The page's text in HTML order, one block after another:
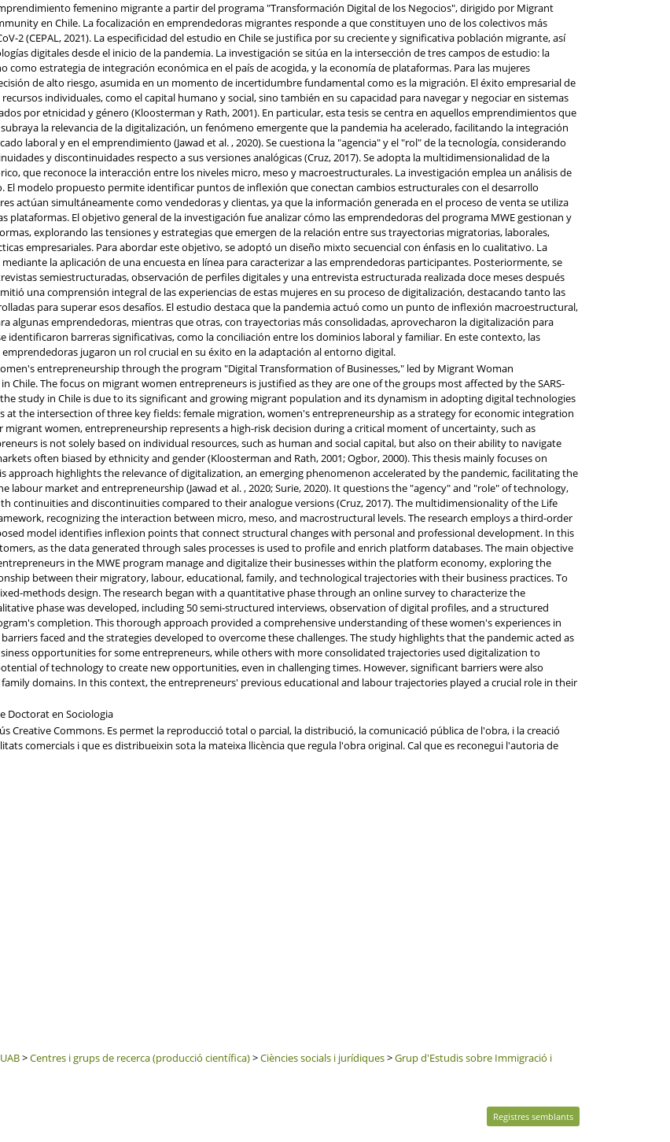
femenino migrante a partir del programa "Transformación Digital de los Negocios", dirigido por Migrant
en Chile. La focalización en emprendedoras migrantes responde a que constituyen uno de los colectivos más
2 (CEPAL, 2021). La especificidad del estudio en Chile se justifica por su creciente y significativa población migrante, así
digitales desde el inicio de la pandemia. La investigación se sitúa en la intersección de tres campos de estudio: la
estrategia de integración económica en el país de acogida, y la economía de plataformas. Para las mujeres
de alto riesgo, asumida en un momento de incertidumbre fundamental como es la migración. El éxito empresarial de
individuales, como el capital humano y social, sino también en su capacidad para navegar y negociar en sistemas
por etnicidad y género (Kloosterman y Rath, 2001). En particular, esta tesis se centra en aquellos emprendimientos que
la relevancia de la digitalización, un fenómeno emergente que la pandemia ha acelerado, facilitando la integración
laboral y en el emprendimiento (Jawad et al. , 2020). Se cuestiona la "agencia" y el "rol" de la tecnología, considerando
y discontinuidades respecto a sus versiones analógicas (Cruz, 2017). Se adopta la multidimensionalidad de la
que reconoce la interacción entre los niveles micro, meso y macroestructurales. La investigación emplea un análisis de
modelo propuesto permite identificar puntos de inflexión que conectan cambios estructurales con el desarrollo
actúan simultáneamente como vendedoras y clientas, ya que la información generada en el proceso de venta se utiliza
plataformas. El objetivo general de la investigación fue analizar cómo las emprendedoras del programa MWE gestionan y
explorando las tensiones y estrategias que emergen de la relación entre sus trayectorias migratorias, laborales,
empresariales. Para abordar este objetivo, se adoptó un diseño mixto secuencial con énfasis en lo cualitativo. La
la aplicación de una encuesta en línea para caracterizar a las emprendedoras participantes. Posteriormente, se
semiestructuradas, observación de perfiles digitales y una entrevista estructurada realizada doce meses después
una comprensión integral de las experiencias de estas mujeres en su proceso de digitalización, destacando tanto las
para superar esos desafíos. El estudio destaca que la pandemia actuó como un punto de inflexión macroestructural,
algunas emprendedoras, mientras que otras, con trayectorias más consolidadas, aprovecharon la digitalización para
barreras significativas, como la conciliación entre los dominios laboral y familiar. En este contexto, las
jugaron un rol crucial en su éxito en la adaptación al entorno digital.
entrepreneurship through the program "Digital Transformation of Businesses," led by Migrant Woman
Chile. The focus on migrant women entrepreneurs is justified as they are one of the groups most affected by the SARS-
the study in Chile is due to its significant and growing migrant population and its dynamism in adopting digital technologies
at the intersection of three key fields: female migration, women's entrepreneurship as a strategy for economic integration
women, entrepreneurship represents a high-risk decision during a critical moment of uncertainty, such as
is not solely based on individual resources, such as human and social capital, but also on their ability to navigate
often biased by ethnicity and gender (Kloosterman and Rath, 2001; Ogbor, 2000). This thesis mainly focuses on
approach highlights the relevance of digitalization, an emerging phenomenon accelerated by the pandemic, facilitating the
market and entrepreneurship (Jawad et al. , 2020; Surie, 2020). It questions the "agency" and "role" of technology,
continuities and discontinuities compared to their analogue versions (Cruz, 2017). The multidimensionality of the Life
recognizing the interaction between micro, meso, and macrostructural levels. The research employs a third-order
model identifies inflexion points that connect structural changes with personal and professional development. In this
as the data generated through sales processes is used to profile and enrich platform databases. The main objective
in the MWE program manage and digitalize their businesses within the platform economy, exploring the
between their migratory, labour, educational, family, and technological trajectories with their business practices. To
methods design. The research began with a quantitative phase through an online survey to characterize the
phase was developed, including 50 semi-structured interviews, observation of digital profiles, and a structured
completion. This thorough approach provided a comprehensive understanding of these women's experiences in
faced and the strategies developed to overcome these challenges. The study highlights that the pandemic acted as
opportunities for some entrepreneurs, while others with more consolidated trajectories used digitalization to
of technology to create new opportunities, even in challenging times. However, significant barriers were also
domains. In this context, the entrepreneurs' previous educational and labour trajectories played a crucial role in their
Doctorat en Sociologia
Creative Commons. Es permet la reproducció total o parcial, la distribució, la comunicació pública de l'obra, i la creació
comercials i que es distribueixin sota la mateixa llicència que regula l'obra original. Cal que es reconegui l'autoria de
>Centres i grups de recerca (producció científica)>Ciències socials i jurídiques>Grup d'Estudis sobre Immigració i
Registres semblants